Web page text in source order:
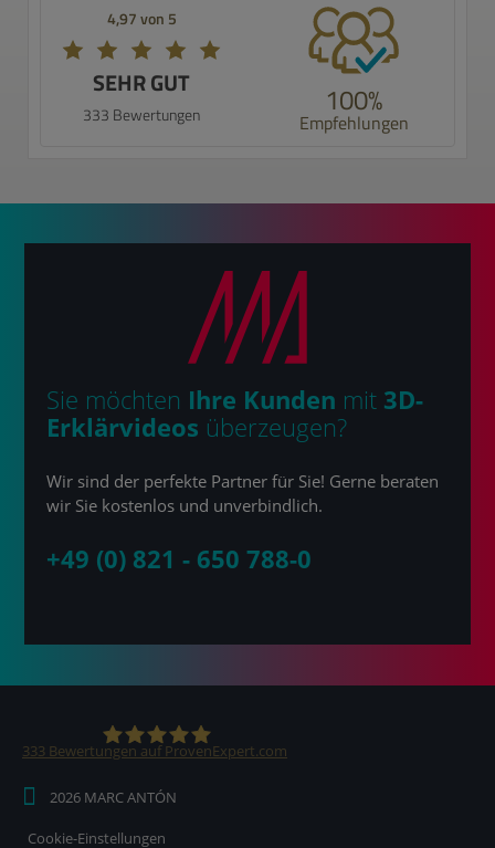
4,97 von 5
SEHR GUT
333 Bewertungen 100%
Empfehlungen
Sie möchten Ihre Kunden mit 3D-
Erklärvideos überzeugen?
Wir sind der perfekte Partner für Sie! Gerne beraten
wir Sie kostenlos und unverbindlich.
+49 (0) 821 - 650 788-0
MARC ANTÓN Medien KG
333 Bewertungen auf ProvenExpert.com
2026 MARC ANTÓN
Cookie-Einstellungen